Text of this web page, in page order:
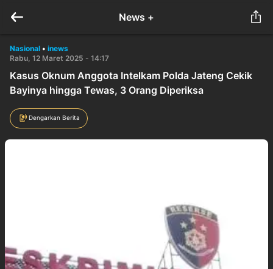
News +
Nasional • inews
Rabu, 12 Maret 2025 - 14:17
Kasus Oknum Anggota Intelkam Polda Jateng Cekik
Bayinya hingga Tewas, 3 Orang Diperiksa
Dengarkan Berita